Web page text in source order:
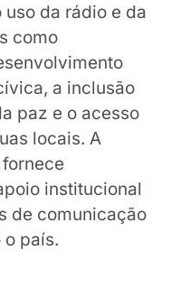
uso da rádio e da
como
a inclusão
paz e o acesso
locais. A
institucional
de comunicação
país.